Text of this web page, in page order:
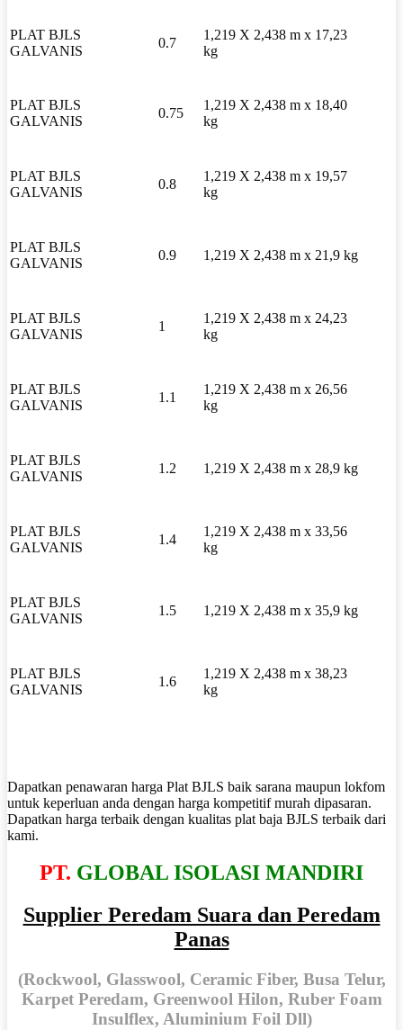
PLAT BJLS
GALVANIS
0.7
1,219 X 2,438 m x 17,23
kg
PLAT BJLS
GALVANIS
0.75
1,219 X 2,438 m x 18,40
kg
PLAT BJLS
GALVANIS
0.8
1,219 X 2,438 m x 19,57
kg
PLAT BJLS
GALVANIS
0.9 1,219 X 2,438 m x 21,9 kg
PLAT BJLS
GALVANIS
1
1,219 X 2,438 m x 24,23
kg
PLAT BJLS
GALVANIS
1.1
1,219 X 2,438 m x 26,56
kg
PLAT BJLS
GALVANIS
1.2 1,219 X 2,438 m x 28,9 kg
PLAT BJLS
GALVANIS
1.4
1,219 X 2,438 m x 33,56
kg
PLAT BJLS
GALVANIS
1.5 1,219 X 2,438 m x 35,9 kg
PLAT BJLS
GALVANIS
1.6
1,219 X 2,438 m x 38,23
kg
Dapatkan penawaran harga Plat BJLS baik sarana maupun lokfom
untuk keperluan anda dengan harga kompetitif murah dipasaran.
Dapatkan harga terbaik dengan kualitas plat baja BJLS terbaik dari
kami.
PT. GLOBAL ISOLASI MANDIRI
Supplier Peredam Suara dan Peredam
Panas
(Rockwool, Glasswool, Ceramic Fiber, Busa Telur,
Karpet Peredam, Greenwool Hilon, Ruber Foam
Insulflex, Aluminium Foil Dll)